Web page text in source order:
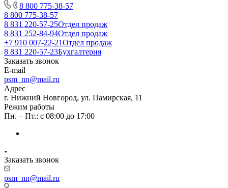
8 800 775-38-57
8 800 775-38-57
8 831 220-57-25Отдел продаж
8 831 252-84-94Отдел продаж
+7 910 007-22-21Отдел продаж
8 831 220-57-23Бухгалтерия
Заказать звонок
E-mail
psm_nn@mail.ru
Адрес
г. Нижний Новгород, ул. Памирская, 11
Режим работы
Пн. – Пт.: с 08:00 до 17:00
Заказать звонок
psm_nn@mail.ru